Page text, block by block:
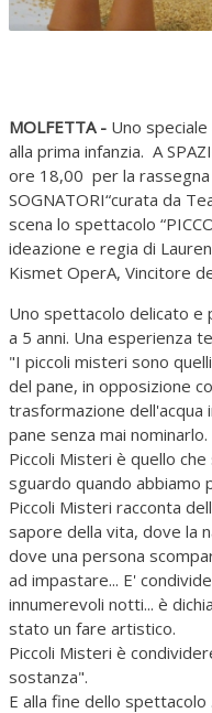
MOLFETTA - Uno
alla prima infanzia. A
ore 18,00 per la rassegna
SOGNATORI“curata da
scena lo spettacolo
ideazione e regia di
Kismet OperA, Vincitore
Uno spettacolo delicato e
a 5 anni. Una esperienza
"I piccoli misteri sono
del pane, in opposizione
trasformazione dell'acqua
pane senza mai nominarlo.
Piccoli Misteri è quello
sguardo quando abbiamo
Piccoli Misteri racconta
sapore della vita, dove la
dove una persona
ad impastare... E'
innumerevoli notti... è
stato un fare artistico.
Piccoli Misteri è
sostanza".
E alla fine dello